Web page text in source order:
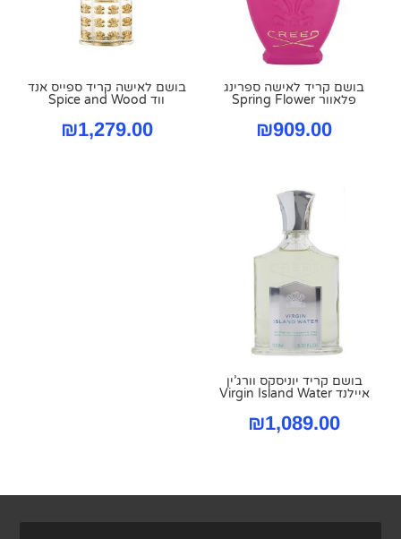
בושם קריד לאישה ספרינג
פלאוור Spring Flower
₪909.00
בושם לאישה קריד ספייס אנד
ווד Spice and Wood
₪1,279.00
בושם קריד יוניסקס וורג’ין
איילנד Virgin Island Water
₪1,089.00